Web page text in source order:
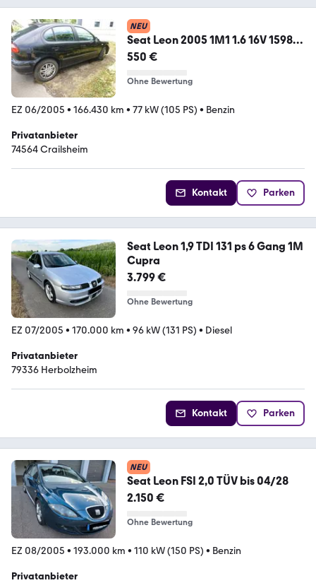
NEU
Seat Leon 2005 1M1 1.6 16V 1598
ccm, 77 KW...
550 €
Ohne Bewertung
EZ 06/2005 • 166.430 km • 77 kW (105 PS) • Benzin
Privatanbieter
74564 Crailsheim
Kontakt Parken
Seat Leon 1,9 TDI 131 ps 6 Gang 1M
Cupra
3.799 €
Ohne Bewertung
EZ 07/2005 • 170.000 km • 96 kW (131 PS) • Diesel
Privatanbieter
79336 Herbolzheim
Kontakt Parken
NEU
Seat Leon FSI 2,0 TÜV bis 04/28
2.150 €
Ohne Bewertung
EZ 08/2005 • 193.000 km • 110 kW (150 PS) • Benzin
Privatanbieter